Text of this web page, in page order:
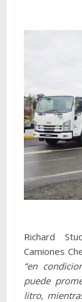
Richard
Camiones
“en
puede
litro,